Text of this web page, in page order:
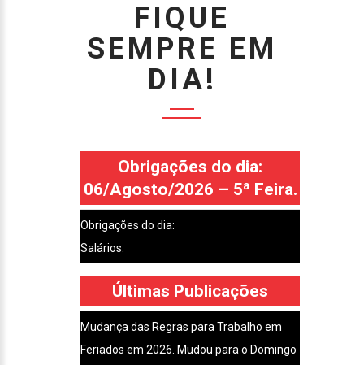
FIQUE
SEMPRE EM
DIA!
Obrigações do dia:
06/Agosto/2026 – 5ª Feira.
Obrigações do dia:
Salários.
Últimas Publicações
Mudança das Regras para Trabalho em
Feriados em 2026. Mudou para o Domingo